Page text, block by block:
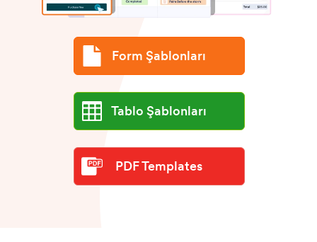
Form Şablonları
Tablo Şablonları
PDF Templates